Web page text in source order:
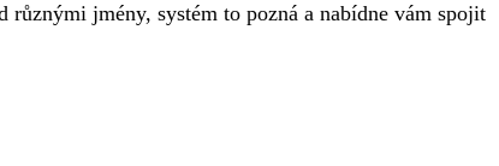
jmény, systém to pozná a nabídne vám spojit